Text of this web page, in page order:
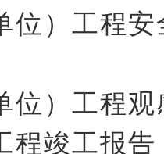
位）工程
位）工程
程竣工报告